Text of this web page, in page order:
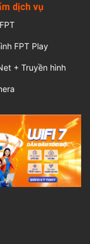
dịch vụ
FPT Play
+ Truyền hình